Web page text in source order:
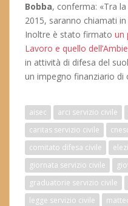
Bobba, conferma: «Tra la
2015, saranno chiamati
Inoltre è stato firmato un
Lavoro e quello
in attività di difesa del
un impegno finanziario di
aisec arci servizio civile
caritas servizio civile
comitato difesa civile
giornata servizio civile
graduatorie servizio civile
legge servizio civile